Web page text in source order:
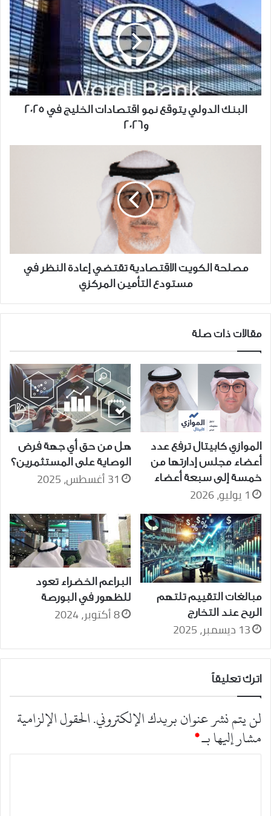
الدولي
يتوقع
نمو
اقتصادات
الخليج
في
2025
البنك الدولي يتوقع نمو اقتصادات الخليج في 2025
و2026
مصلحة
مستودع
التأمين
المركزي
مصلحة الكويت الاقتصادية تقتضي إعادة النظر في
مستودع التأمين المركزي
مقالات ذات صلة
الموازي كابيتال ترفع عدد
أعضاء مجلس إدارتها من
خمسة إلى سبعة أعضاء
1 يوليو، 2026
هل من حق أي جهة فرض
الوصاية على المستثمرين؟
31 أغسطس، 2025
مبالغات التقييم تلتهم
الربح عند التخارج
13 ديسمبر، 2025
البراعم الخضراء تعود
للظهور في البورصة
8 أكتوبر، 2024
اترك تعليقاً
لن يتم نشر عنوان بريدك الإلكتروني.الحقول الإلزامية
مشار إليها بـ*
ا